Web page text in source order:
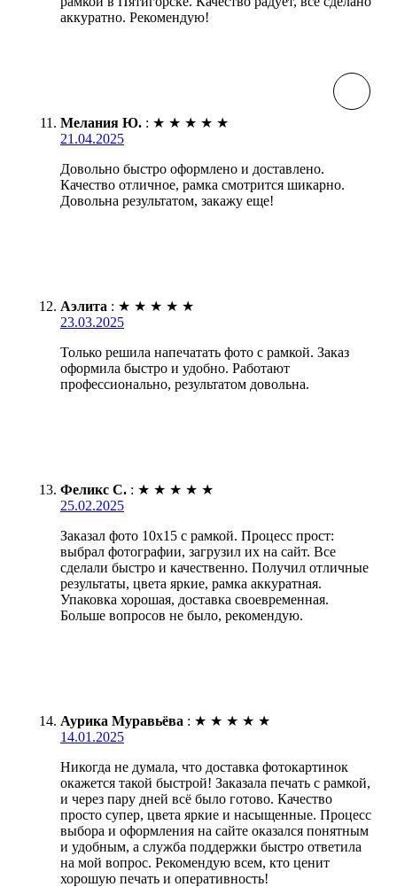
аккуратно. Рекомендую!
Мелания Ю. : ★ ★ ★ ★ ★
21.04.2025
Довольно быстро оформлено и доставлено.
Качество отличное, рамка смотрится шикарно.
Довольна результатом, закажу еще!
Аэлита : ★ ★ ★ ★ ★
23.03.2025
Только решила напечатать фото с рамкой. Заказ
оформила быстро и удобно. Работают
профессионально, результатом довольна.
Феликс С. : ★ ★ ★ ★ ★
25.02.2025
Заказал фото 10х15 с рамкой. Процесс прост:
выбрал фотографии, загрузил их на сайт. Все
сделали быстро и качественно. Получил отличные
результаты, цвета яркие, рамка аккуратная.
Упаковка хорошая, доставка своевременная.
Больше вопросов не было, рекомендую.
Аурика Муравьёва : ★ ★ ★ ★ ★
14.01.2025
Никогда не думала, что доставка фотокартинок
окажется такой быстрой! Заказала печать с рамкой,
и через пару дней всё было готово. Качество
просто супер, цвета яркие и насыщенные. Процесс
выбора и оформления на сайте оказался понятным
и удобным, а служба поддержки быстро ответила
на мой вопрос. Рекомендую всем, кто ценит
хорошую печать и оперативность!